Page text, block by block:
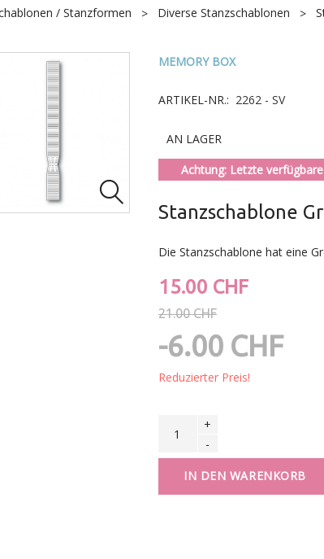
/ Stanzformen Diverse Stanzschablonen

MEMORY BOX
ARTIKEL-NR.: 2262 - SV
AN LAGER
Achtung: Letzte
Stanzschablone
Die Stanzschablone hat eine
15.00 CHF
21.00 CHF
-6.00 CHF
Reduzierter Preis!
+
-
IN DEN WARENKORB